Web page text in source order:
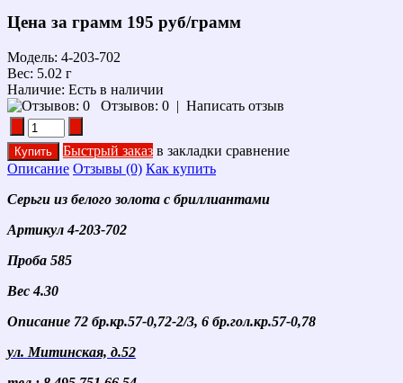
Цена за грамм 195 руб/грамм
Модель: 4-203-702
Вес: 5.02 г
Наличие: Есть в наличии
Отзывов: 0 | Написать отзыв
Быстрый заказ в закладки сравнение
Описание Отзывы (0) Как купить
Серьги из белого золота с бриллиантами
Артикул 4-203-702
Проба 585
Вес 4.30
Описание 72 бр.кр.57-0,72-2/3, 6 бр.гол.кр.57-0,78
ул. Митинская, д.52